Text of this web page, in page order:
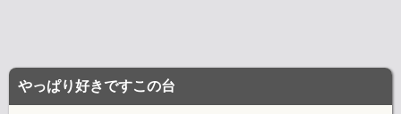
やっぱり好きですこの台